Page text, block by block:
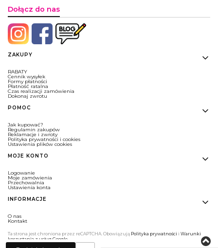
Dołącz do nas
Linki w stopce
ZAKUPY
RABATY
Cennik wysyłek
Formy płatności
Płatność ratalna
Czas realizacji zamówienia
Dokonaj zwrotu
POMOC
Jak kupować?
Regulamin zakupów
Reklamacje i zwroty
Polityka prywatności i cookies
Ustawienia plików cookies
MOJE KONTO
Logowanie
Moje zamówienia
Przechowalnia
Ustawienia konta
INFORMACJE
O nas
Kontakt
Ta strona jest chroniona przez reCAPTCHA. Obowiązują Polityka prywatności i Warunki
korzystania z usług Google